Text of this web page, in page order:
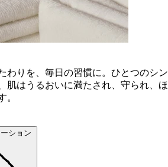
わりを、毎日の習慣に。ひとつのシン
肌はうるおいに満たされ、守られ、ほ
。
ション